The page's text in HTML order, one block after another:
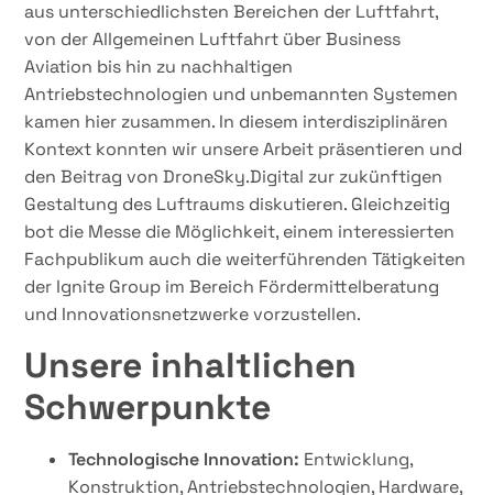
aus unterschiedlichsten Bereichen der Luftfahrt,
von der Allgemeinen Luftfahrt über Business
Aviation bis hin zu nachhaltigen
Antriebstechnologien und unbemannten Systemen
kamen hier zusammen. In diesem interdisziplinären
Kontext konnten wir unsere Arbeit präsentieren und
den Beitrag von DroneSky.Digital zur zukünftigen
Gestaltung des Luftraums diskutieren. Gleichzeitig
bot die Messe die Möglichkeit, einem interessierten
Fachpublikum auch die weiterführenden Tätigkeiten
der Ignite Group im Bereich Fördermittelberatung
und Innovationsnetzwerke vorzustellen.
Unsere inhaltlichen
Schwerpunkte
Technologische Innovation: Entwicklung,
Konstruktion, Antriebstechnologien, Hardware,